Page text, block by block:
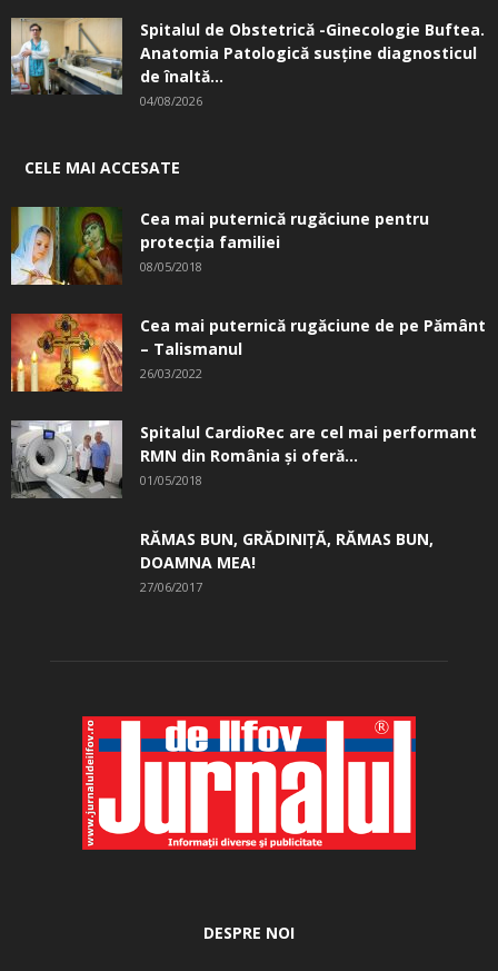
Spitalul de Obstetrică -Ginecologie Buftea.
Anatomia Patologică susţine diagnosticul
de înaltă...
04/08/2026
CELE MAI ACCESATE
Cea mai puternică rugăciune pentru
protecția familiei
08/05/2018
Cea mai puternică rugăciune de pe Pământ
– Talismanul
26/03/2022
Spitalul CardioRec are cel mai performant
RMN din România și oferă...
01/05/2018
RĂMAS BUN, GRĂDINIŢĂ, ­RĂMAS BUN,
DOAMNA MEA!
27/06/2017
DESPRE NOI